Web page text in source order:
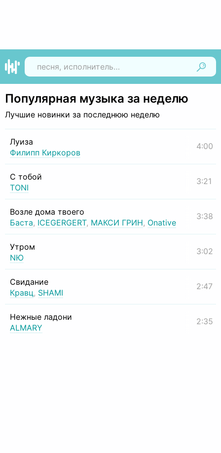
Популярная музыка за неделю
Лучшие новинки за последнюю неделю
Луиза
Филипп Киркоров
4:00
С тобой
TONI
3:21
Возле дома твоего
Баста, ICEGERGERT, МАКСИ ГРИН, Onative
3:38
Утром
NЮ
3:02
Свидание
Кравц, SHAMI
2:47
Нежные ладони
ALMARY
2:35